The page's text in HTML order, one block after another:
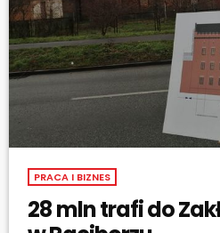
PRACA I BIZNES
28 mln trafi do